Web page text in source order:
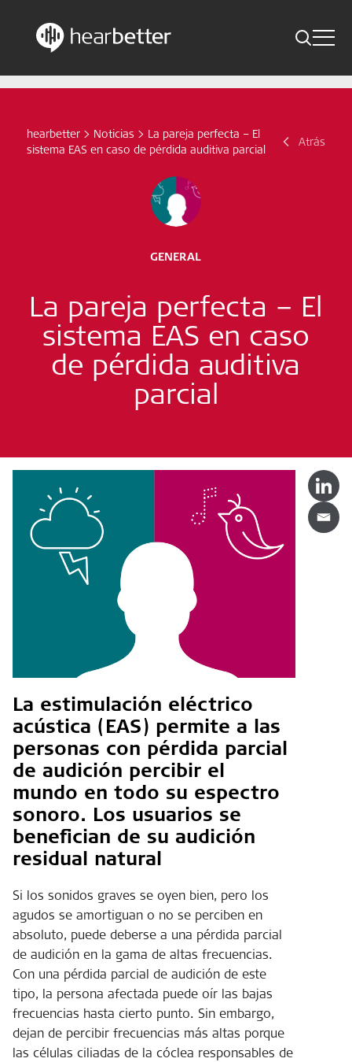
Skip
Toggle
Indicaciones
Noticias
Suscríbete ahora
hearbetter > Noticias > La pareja perfecta – El
sistema EAS en caso de pérdida auditiva parcial
Atrás
GENERAL
La pareja perfecta – El
sistema EAS en caso
de pérdida auditiva
parcial
La estimulación eléctrico
acústica (EAS) permite a las
personas con pérdida parcial
de audición percibir el
mundo en todo su espectro
sonoro. Los usuarios se
benefician de su audición
residual natural
Si los sonidos graves se oyen bien, pero los
agudos se amortiguan o no se perciben en
absoluto, puede deberse a una pérdida parcial
de audición en la gama de altas frecuencias.
Con una pérdida parcial de audición de este
tipo, la persona afectada puede oír las bajas
frecuencias hasta cierto punto. Sin embargo,
dejan de percibir frecuencias más altas porque
las células ciliadas de la cóclea responsables de